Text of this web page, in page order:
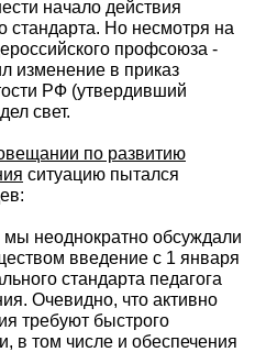
начало действия
стандарта. Но несмотря на
профсоюза -
изменение в приказ
РФ (утвердивший
свет.
по развитию
ситуацию пытался
мы неоднократно обсуждали
введение с 1 января
стандарта педагога
Очевидно, что активно
требуют быстрого
в том числе и обеспечения